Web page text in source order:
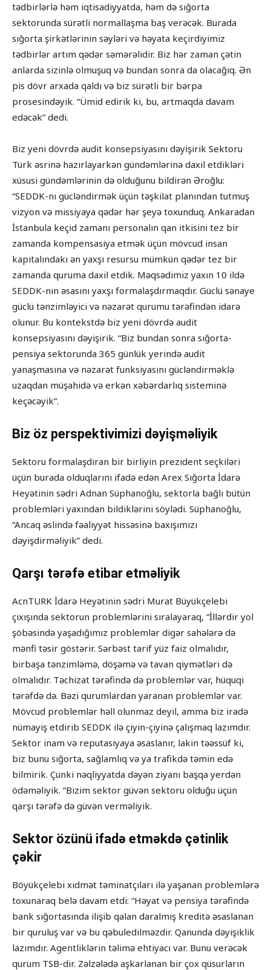
tədbirlərlə həm iqtisadiyyatda, həm də sığorta
sektorunda sürətli normallaşma baş verəcək. Burada
sığorta şirkətlərinin səyləri və həyata keçirdiyimiz
tədbirlər artım qədər səmərəlidir. Biz hər zaman çətin
anlarda sizinlə olmuşuq və bundan sonra da olacağıq. Ən
pis dövr arxada qaldı və biz sürətli bir bərpa
prosesindəyik. “Ümid edirik ki, bu, artmaqda davam
edəcək” dedi.
Biz yeni dövrdə audit konsepsiyasını dəyişirik Sektoru
Türk əsrinə hazırlayarkən gündəmlərinə daxil etdikləri
xüsusi gündəmlərinin də olduğunu bildirən Əroğlu:
“SEDDK-nı gücləndirmək üçün təşkilat planından tutmuş
vizyon və missiyaya qədər hər şeyə toxunduq. Ankaradan
İstanbula keçid zamanı personalın qan itkisini tez bir
zamanda kompensasiya etmək üçün mövcud insan
kapitalındakı ən yaxşı resursu mümkün qədər tez bir
zamanda quruma daxil etdik. Məqsədimiz yaxın 10 ildə
SEDDK-nın əsasını yaxşı formalaşdırmaqdır. Güclü sənaye
güclü tənzimləyici və nəzarət qurumu tərəfindən idarə
olunur. Bu kontekstdə biz yeni dövrdə audit
konsepsiyasını dəyişirik. “Biz bundan sonra sığorta-
pensiya sektorunda 365 günlük yerində audit
yanaşmasına və nəzarət funksiyasını gücləndirməklə
uzaqdan müşahidə və erkən xəbərdarlıq sisteminə
keçəcəyik”.
Biz öz perspektivimizi dəyişməliyik
Sektoru formalaşdıran bir birliyin prezident seçkiləri
üçün burada olduqlarını ifadə edən Arex Sığorta İdarə
Heyətinin sədri Adnan Süphanoğlu, sektorla bağlı bütün
problemləri yaxından bildiklərini söylədi. Süphanoğlu,
“Ancaq əslində fəaliyyət hissəsinə baxışımızı
dəyişdirməliyik” dedi.
Qarşı tərəfə etibar etməliyik
AcnTURK İdarə Heyətinin sədri Murat Büyükçelebi
çıxışında sektorun problemlərini sıralayaraq, “İllərdir yol
şöbəsində yaşadığımız problemlər digər sahələrə də
mənfi təsir göstərir. Sərbəst tarif yüz faiz olmalıdır,
birbaşa tənzimləmə, döşəmə və tavan qiymətləri də
olmalıdır. Təchizat tərəfində də problemlər var, hüquqi
tərəfdə də. Bəzi qurumlardan yaranan problemlər var.
Mövcud problemlər həll olunmaz deyil, amma biz iradə
nümayiş etdirib SEDDK ilə çiyin-çiyinə çalışmaq lazımdır.
Sektor inam və reputasiyaya əsaslanır, lakin təəssüf ki,
biz bunu sığorta, sağlamlıq və ya trafikdə təmin edə
bilmirik. Çünki nəqliyyatda dəyən ziyanı başqa yerdən
ödəməliyik. “Bizim sektor güvən sektoru olduğu üçün
qarşı tərəfə də güvən verməliyik.
Sektor özünü ifadə etməkdə çətinlik
çəkir
Böyükçelebi xidmət təminatçıları ilə yaşanan problemlərə
toxunaraq belə davam etdi: “Həyat və pensiya tərəfində
bank sığortasında ilişib qalan daralmış kreditə əsaslanan
bir quruluş var və bu qəbuledilməzdir. Qanunda dəyişiklik
lazımdır. Agentliklərin təlimə ehtiyacı var. Bunu verəcək
qurum TSB-dir. Zəlzələdə aşkarlanan bir çox qüsurların